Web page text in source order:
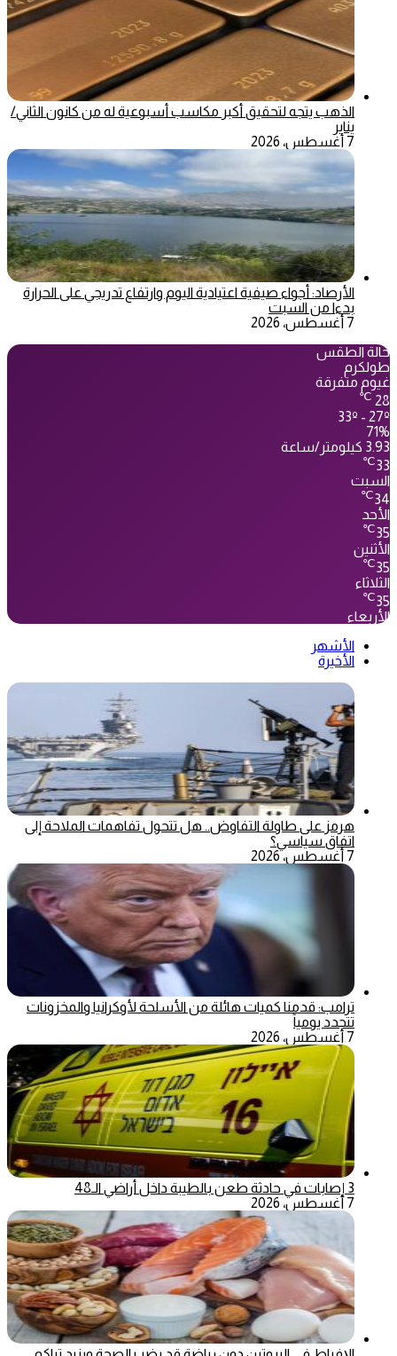
الذهب يتجه لتحقيق أكبر مكاسب أسبوعية له من كانون الثاني/
يناير
7 أغسطس، 2026
الأرصاد: أجواء صيفية اعتيادية اليوم وارتفاع تدريجي على الحرارة
بدءا من السبت
7 أغسطس، 2026
حالة الطقس
طولكرم
غيوم متفرقة
28
℃
33º - 27º
71%
3.93 كيلومتر/ساعة
33
℃
السبت
34
℃
الأحد
35
℃
الأثنين
35
℃
الثلاثاء
35
℃
الأربعاء
الأشهر
الأخيرة
هرمز على طاولة التفاوض.. هل تتحول تفاهمات الملاحة إلى
اتفاق سياسي؟
7 أغسطس، 2026
ترامب: قدمنا كميات هائلة من الأسلحة لأوكرانيا والمخزونات
تتجدد يومياً
7 أغسطس، 2026
3 إصابات في حادثة طعن بالطيبة داخل أراضي الـ48
7 أغسطس، 2026